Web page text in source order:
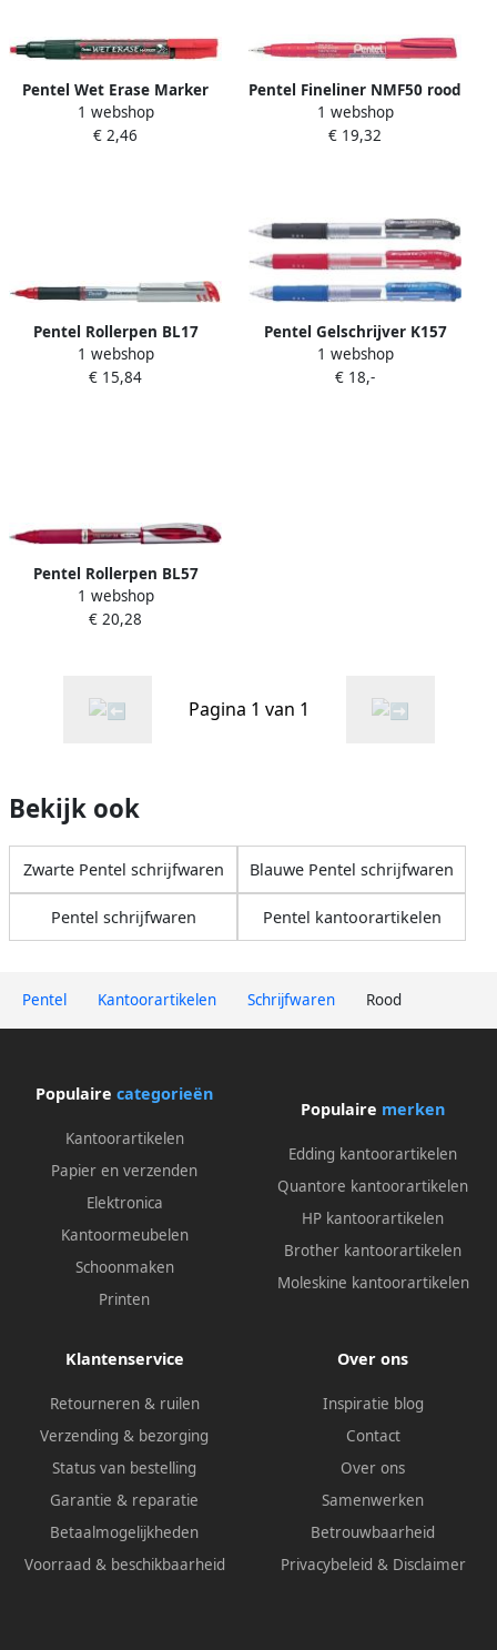
Pentel Kantoorartikelen Schrijfwaren Rood
Pentel Wet Erase Marker
rood schrijfbreedte 2 4 mm
1 webshop
€ 2,46
Pentel Fineliner NMF50 rood
0.4mm
1 webshop
€ 19,32
Pentel Rollerpen BL17
Energel medium rood
1 webshop
€ 15,84
Pentel Gelschrijver K157
medium rood
1 webshop
€ 18,-
Pentel Rollerpen BL57
Energel medium rood
1 webshop
€ 20,28
Pagina 1 van 1
Bekijk ook
Zwarte Pentel schrijfwaren Blauwe Pentel schrijfwaren
Pentel schrijfwaren Pentel kantoorartikelen
Populaire categorieën
Kantoorartikelen
Papier en verzenden
Elektronica
Kantoormeubelen
Schoonmaken
Printen
Populaire merken
Edding kantoorartikelen
Quantore kantoorartikelen
HP kantoorartikelen
Brother kantoorartikelen
Moleskine kantoorartikelen
Klantenservice
Retourneren & ruilen
Verzending & bezorging
Status van bestelling
Garantie & reparatie
Betaalmogelijkheden
Voorraad & beschikbaarheid
Over ons
Inspiratie blog
Contact
Over ons
Samenwerken
Betrouwbaarheid
Privacybeleid & Disclaimer